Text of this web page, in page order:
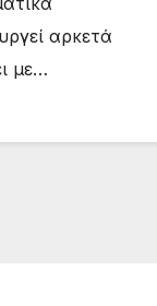
αρκετά
με…